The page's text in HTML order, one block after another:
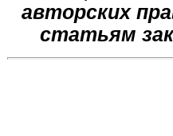
авторских
статьям